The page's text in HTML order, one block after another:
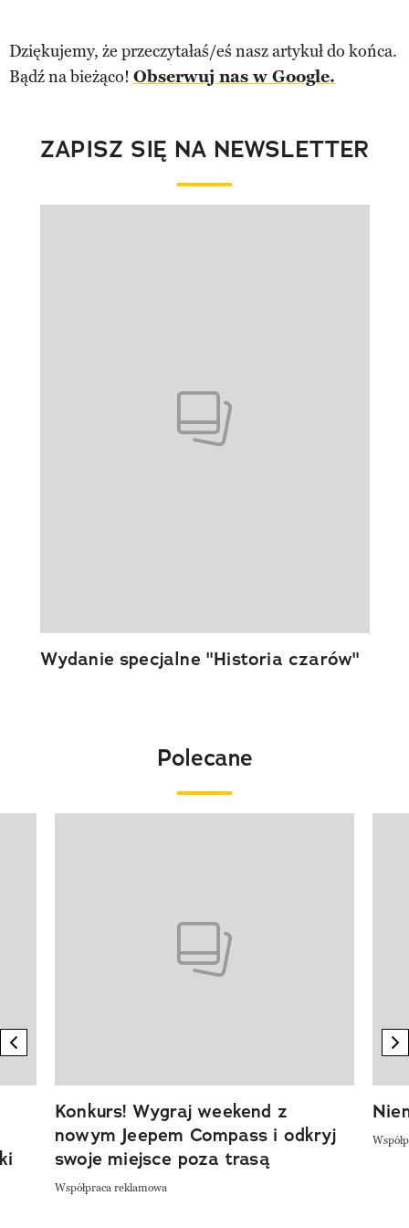
Dziękujemy, że przeczytałaś/eś nasz artykuł do końca.
Bądź na bieżąco! Obserwuj nas w Google.
ZAPISZ SIĘ NA NEWSLETTER
Wydanie specjalne "Historia czarów"
Polecane
previous element
Konkurs! Wygraj weekend z
nowym Jeepem Compass i odkryj
swoje miejsce poza trasą
Współpraca reklamowa